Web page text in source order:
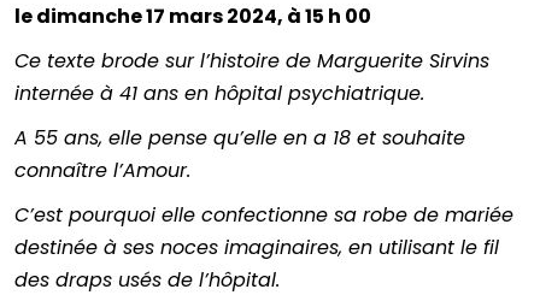
le dimanche 17 mars 2024, à 15 h 00
Ce texte brode sur l’histoire de Marguerite Sirvins
internée à 41 ans en hôpital psychiatrique.
A 55 ans, elle pense qu’elle en a 18 et souhaite
connaître l’Amour.
C’est pourquoi elle confectionne sa robe de mariée
destinée à ses noces imaginaires, en utilisant le fil
des draps usés de l’hôpital.